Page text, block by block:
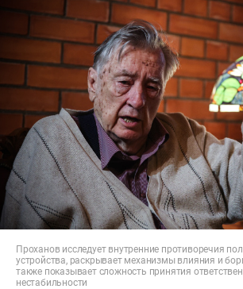
Проханов исследует внутренние противоречия
устройства, раскрывает механизмы влияния и
также показывает сложность принятия
нестабильности